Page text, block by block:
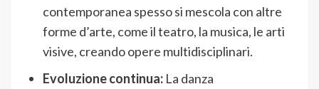
contemporanea spesso si mescola con altre
forme d’arte, come il teatro, la musica, le arti
visive, creando opere multidisciplinari.
Evoluzione continua: La danza